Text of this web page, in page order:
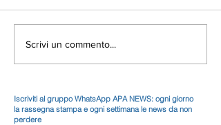
Scrivi un commento...
Iscriviti al gruppo WhatsApp APA NEWS: ogni giorno
la rassegna stampa e ogni settimana le news da non
perdere